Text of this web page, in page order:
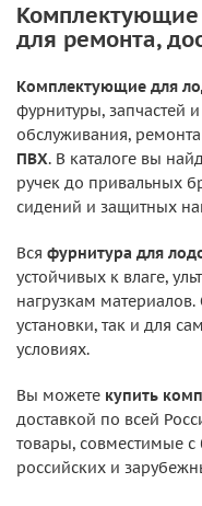
для ремонта,
Комплектующие для
фурнитуры, запчастей
обслуживания,
ПВХ. В каталоге вы
ручек до привальных
сидений и защитных
Вся фурнитура для
устойчивых к влаге,
нагрузкам
установки, так и для
условиях.
Вы можете купить
доставкой по всей
товары, совместимые
российских и